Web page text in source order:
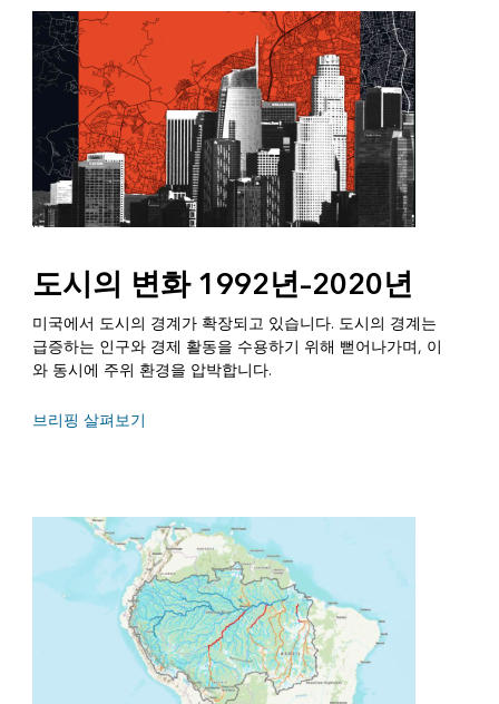
도시의 변화 1992년–2020년
미국에서 도시의 경계가 확장되고 있습니다. 도시의 경계는
급증하는 인구와 경제 활동을 수용하기 위해 뻗어나가며, 이
와 동시에 주위 환경을 압박합니다.
브리핑 살펴보기